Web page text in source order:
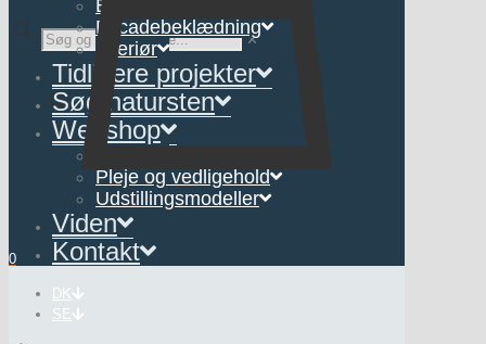
✕
Belægning
Facadebeklædning
Interiør
Tidligere projekter
Søg natursten
Webshop
Pleje og vedligehold
Udstillingsmodeller
Viden
Kontakt
0
DK
SE